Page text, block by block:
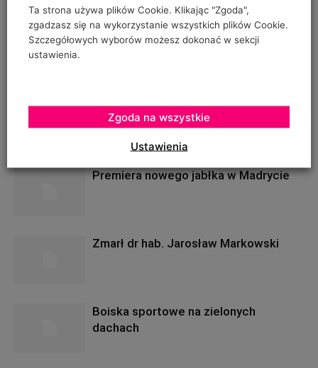
None found
Premiera nowego jabłka w Madrycie
Zmarł dr hab. Jarosław Markowski
Boiska sportowe na zielonych
dachach
Ta strona używa plików Cookie. Klikając "Zgoda",
zgadzasz się na wykorzystanie wszystkich plików Cookie.
Szczegółowych wyborów możesz dokonać w sekcji
ustawienia.
Ustawienia
Zgoda na wszystkie